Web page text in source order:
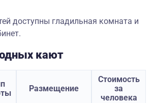
доступны гладильная комната и
кают
Размещение
Стоимость
за
человека